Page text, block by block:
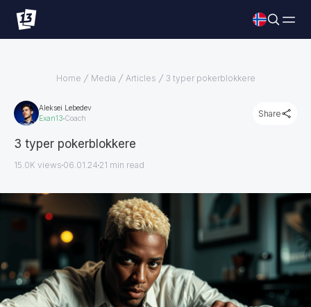
Home Media Articles 3 typer pokerblokkere
Aleksei Lebedev
Exan13 Coach Share
3 typer pokerblokkere
15.0K views 06.01.24 21 min read